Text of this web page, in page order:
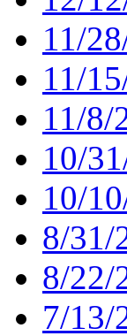
11/
11/
11/8/
10/
10/
8/31/
8/22/
7/13/